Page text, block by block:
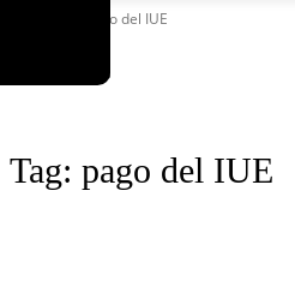
Pago del IUE
Tag: pago del IUE